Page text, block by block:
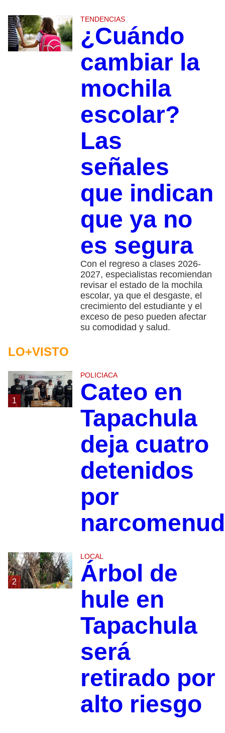
TENDENCIAS
¿Cuándo
cambiar la
mochila
escolar?
Las
señales
que indican
que ya no
es segura
Con el regreso a clases 2026-
2027, especialistas recomiendan
revisar el estado de la mochila
escolar, ya que el desgaste, el
crecimiento del estudiante y el
exceso de peso pueden afectar
su comodidad y salud.
LO+VISTO
1
POLICIACA
Cateo en
Tapachula
deja cuatro
detenidos
por
2
LOCAL
Árbol de
hule en
Tapachula
será
retirado por
alto riesgo